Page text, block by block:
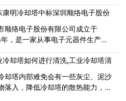
提起故障检测的方式。汽车修理，
康明冷却塔中标深圳顺络电子股份
顺络电子股份有限公司成立于
，是一家从事电子元器件生产、
时也是一家世界500强公司，该公
央空调系统技术要求非常<
冷却塔如何进行清洗,工业冷却塔清
却塔内部难免会有一些灰尘、泥沙
落入，降低冷却塔的散热能力，影